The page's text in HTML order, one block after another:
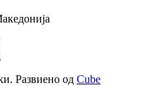
Развиено од Cube